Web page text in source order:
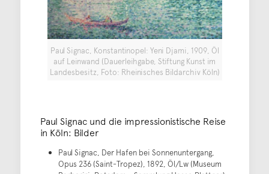
Paul Signac, Konstantinopel: Yeni Djami, 1909, Öl
auf Leinwand (Dauerleihgabe, Stiftung Kunst im
Landesbesitz, Foto: Rheinisches Bildarchiv Köln)
Paul Signac und die impressionistische Reise
in Köln: Bilder
Paul Signac, Der Hafen bei Sonnenuntergang,
Opus 236 (Saint-Tropez), 1892, Öl/Lw (Museum